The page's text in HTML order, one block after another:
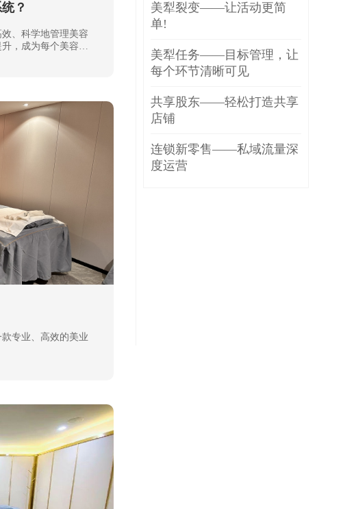
？
、科学地管理美容
，成为每个美容院
专业、高效的美业
美犁裂变——让活动更简
单!
美犁任务——目标管理，让
每个环节清晰可见
共享股东——轻松打造共享
店铺
连锁新零售——私域流量深
度运营